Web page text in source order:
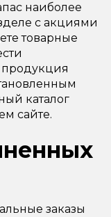
наиболее
с акциями
товарные
каталог
сайте.
заказы